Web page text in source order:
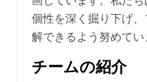
個性を深く掘り下げ
解できるよう努めてい
チームの紹介